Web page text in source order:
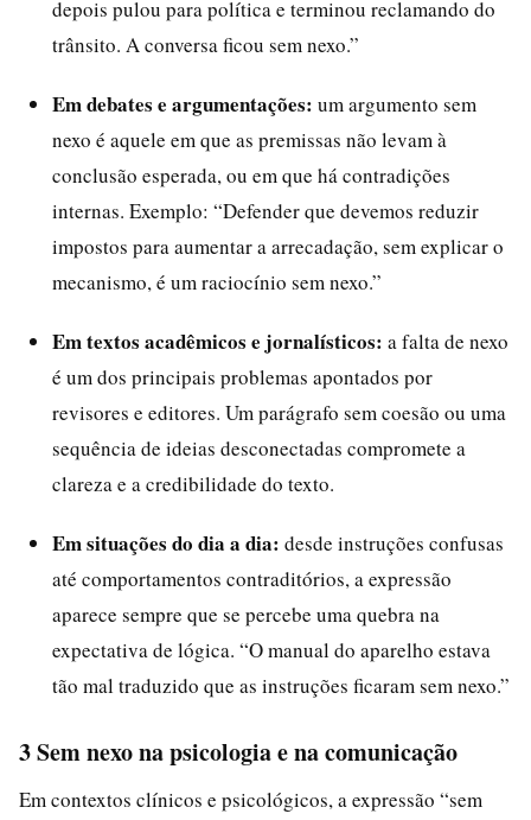
depois pulou para política e terminou reclamando do
trânsito. A conversa ficou sem nexo.”
Em debates e argumentações: um argumento sem
nexo é aquele em que as premissas não levam à
conclusão esperada, ou em que há contradições
internas. Exemplo: “Defender que devemos reduzir
impostos para aumentar a arrecadação, sem explicar o
mecanismo, é um raciocínio sem nexo.”
Em textos acadêmicos e jornalísticos: a falta de nexo
é um dos principais problemas apontados por
revisores e editores. Um parágrafo sem coesão ou uma
sequência de ideias desconectadas compromete a
clareza e a credibilidade do texto.
Em situações do dia a dia: desde instruções confusas
até comportamentos contraditórios, a expressão
aparece sempre que se percebe uma quebra na
expectativa de lógica. “O manual do aparelho estava
tão mal traduzido que as instruções ficaram sem nexo.”
3 Sem nexo na psicologia e na comunicação
Em contextos clínicos e psicológicos, a expressão “sem